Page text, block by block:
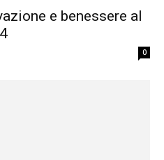
e benessere al
0